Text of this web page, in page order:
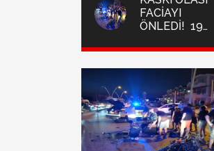
FACİAYI
ÖNLEDİ! 19
MOTOSİKLET
SÜRÜCÜSÜ
AĞIR
YARALANDI